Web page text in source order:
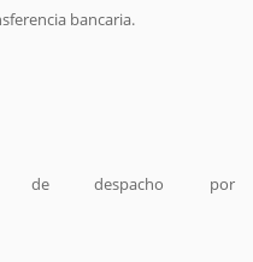
bancaria.
de despacho por